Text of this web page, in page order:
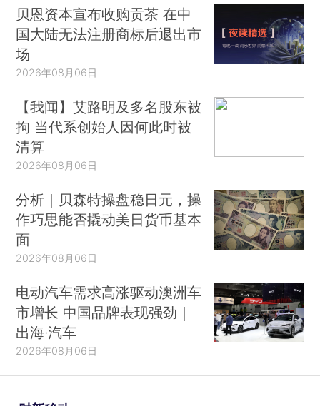
贝恩资本宣布收购贡茶 在中
国大陆无法注册商标后退出市
场
2026年08月06日
【我闻】艾路明及多名股东被
拘 当代系创始人因何此时被
清算
2026年08月06日
分析｜贝森特操盘稳日元，操
作巧思能否撬动美日货币基本
面
2026年08月06日
电动汽车需求高涨驱动澳洲车
市增长 中国品牌表现强劲｜
出海·汽车
2026年08月06日